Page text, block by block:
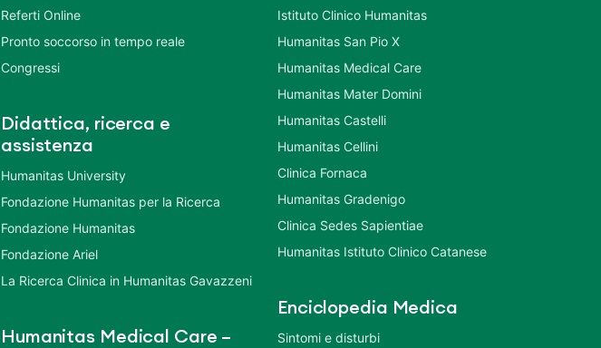
Referti Online
Pronto soccorso in tempo reale
Congressi
Didattica, ricerca e
assistenza
Humanitas University
Fondazione Humanitas per la Ricerca
Fondazione Humanitas
Fondazione Ariel
La Ricerca Clinica in Humanitas Gavazzeni
Humanitas Medical Care –
Istituto Clinico Humanitas
Humanitas San Pio X
Humanitas Medical Care
Humanitas Mater Domini
Humanitas Castelli
Humanitas Cellini
Clinica Fornaca
Humanitas Gradenigo
Clinica Sedes Sapientiae
Humanitas Istituto Clinico Catanese
Enciclopedia Medica
Sintomi e disturbi